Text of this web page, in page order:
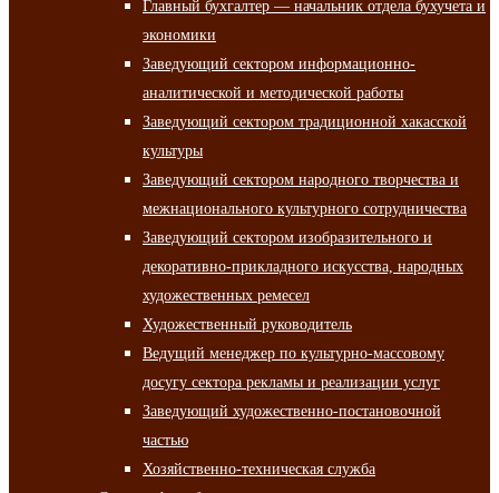
Главный бухгалтер — начальник отдела бухучета и
экономики
Заведующий сектором информационно-
аналитической и методической работы
Заведующий сектором традиционной хакасской
культуры
Заведующий сектором народного творчества и
межнационального культурного сотрудничества
Заведующий сектором изобразительного и
декоративно-прикладного искусства, народных
художественных ремесел
Художественный руководитель
Ведущий менеджер по культурно-массовому
досугу сектора рекламы и реализации услуг
Заведующий художественно-постановочной
частью
Хозяйственно-техническая служба